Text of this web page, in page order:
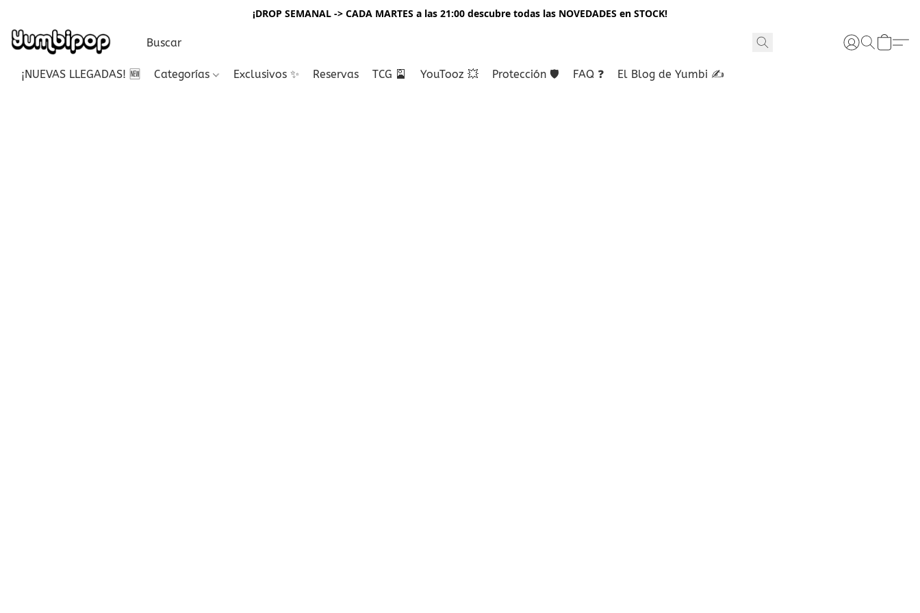
¡DROP SEMANAL -> CADA MARTES a las 21:00 descubre todas las NOVEDADES en STOCK!
¡NUEVAS LLEGADAS! 🆕 Categorías Exclusivos ✨ Reservas TCG 🎴 YouTooz 💥 Protección 🛡️ FAQ ❓ El Blog de Yumbi ✍️